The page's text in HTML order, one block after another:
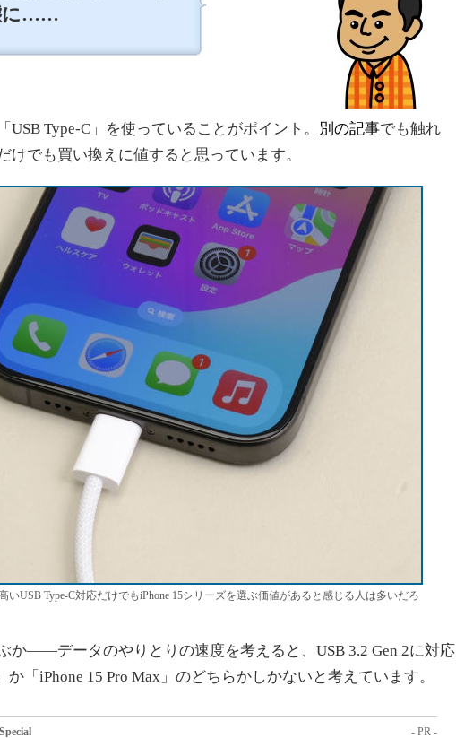
に……
Type-C」を使っていることがポイント。 別の記事でも触れ
けでも買い換えに値すると思っています。
いUSB Type-C対応だけでもiPhone 15シリーズを選ぶ価値があると感じる人は多いだろ
か――データのやりとりの速度を考えると、USB 3.2 Gen 2に対応
か「iPhone 15 Pro Max」のどちらかしかないと考えています。
Special - PR -